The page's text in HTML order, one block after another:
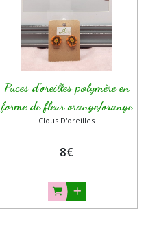
Puces d'oreilles polymère en
forme de fleur orange/orange
clair
Clous D'oreilles
8€